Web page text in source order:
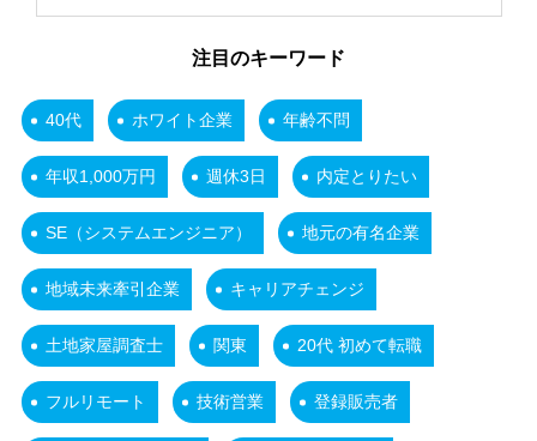
注目のキーワード
40代 ホワイト企業 年齢不問
年収1,000万円 週休3日 内定とりたい
SE（システムエンジニア） 地元の有名企業
地域未来牽引企業 キャリアチェンジ
土地家屋調査士 関東 20代 初めて転職
フルリモート 技術営業 登録販売者